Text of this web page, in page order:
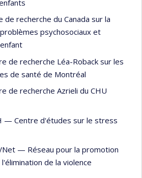
et à la valorisation
études longitudinales québécoise
et européenne (Angleterre,
et le financement de nouvelles
données longitudinales (individus
adulte) et expérimentales, des
les trajectoires de vie des
ils grandissent? Quels sont les
ou biologiques) entre
de recherche du Canada sur la
psychosociaux et
de recherche Léa-Roback sur les
de santé de Montréal
de recherche Azrieli du CHU
— Centre d'études sur le stress
— Réseau pour la promotion
de la violence